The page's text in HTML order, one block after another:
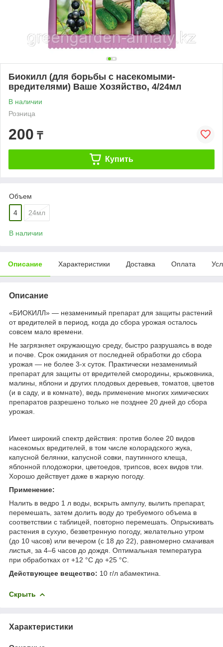
Биокилл (для борьбы с насекомыми-
вредителями) Ваше Хозяйство, 4/24мл
В наличии
Розница
200 ₸
Купить
Oбъем
4 24мл
В наличии
Описание Характеристики Доставка Оплата
Описание
«БИОКИЛЛ» — незаменимый препарат для защиты растений
от вредителей в период, когда до сбора урожая осталось
совсем мало времени.
Не загрязняет окружающую среду, быстро разрушаясь в воде
и почве. Срок ожидания от последней обработки до сбора
урожая — не более 3-х суток. Практически незаменимый
препарат для защиты от вредителей смородины, крыжовника,
малины, яблони и других плодовых деревьев, томатов, цветов
(и в саду, и в комнате), ведь применение многих химических
препаратов разрешено только не позднее 20 дней до сбора
урожая.
Имеет широкий спектр действия: против более 20 видов
насекомых вредителей, в том числе колорадского жука,
капусной белянки, капусной совки, паутинного клеща,
яблонной плодожорки, цветоедов, трипсов, всех видов тли.
Хорошо действует даже в жаркую погоду.
Применение:
Налить в ведро 1 л воды, вскрыть ампулу, вылить пре­парат,
перемешать, затем долить воду до тре­буемого объема в
соответствии с таблицей, повторно перемешать. Опрыскивать
растения в су­хую, безветренную погоду, желательно утром
(до 10 часов) или вечером (с 18 до 22), рав­но­мер­но смачивая
листья, за 4–6 часов до дождя. Оп­ти­мальная температура
при обработках от +12 °С до +25 °С.
Действующее вещество: 10 г/л абамектина.
Скрыть
Характеристики